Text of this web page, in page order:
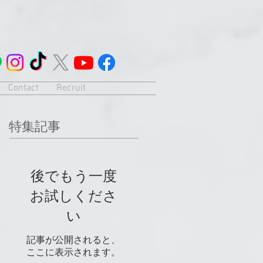
Contact Recruit
特集記事
後でもう一度
お試しくださ
い
記事が公開されると、
ここに表示されます。